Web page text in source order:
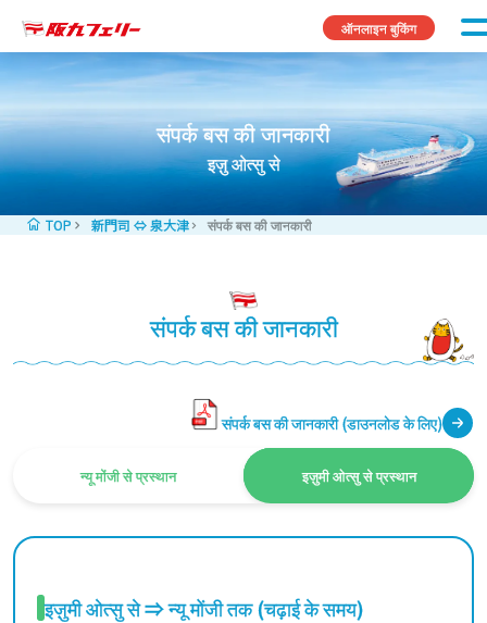
ऑनलाइन बुकिंग
संपर्क बस की जानकारी
इज़ु ओत्सु से
TOP 新門司 ⇔ 泉大津 संपर्क बस की जानकारी
संपर्क बस की जानकारी
संपर्क बस की जानकारी (डाउनलोड के लिए)
न्यू मोंजी से प्रस्थान इज़ुमी ओत्सु से प्रस्थान
इज़ुमी ओत्सु से ⇒ न्यू मोंजी तक (चढ़ाई के समय)